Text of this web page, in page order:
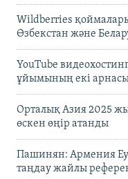
Wildberries
Өзбекстан және
YouTube
ұйымының екі
Орталық Азия 2025
өскен өңір атанды
Пашинян: Армения
таңдау жайлы